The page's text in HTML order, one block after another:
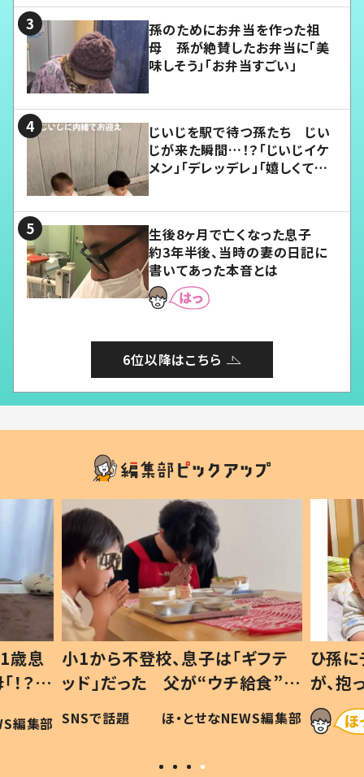
孫のためにお弁当を作った祖
母 孫が絶賛したお弁当に「美
味しそう」「お弁当すごい」
じいじを駅で待つ孫たち じい
じが来た瞬間…！？「じいじイケ
メン」「デレッデレ」「嬉しくて可
生後8ヶ月で亡くなった息子
約3年半後、当時の妻の日記に
書いてあった本音とは
6位以降はこちら
歳息
？」
編集部
小1から不登校、息子は「ギフテ
ッド」だった 父が“ウチ給食”を
作り続ける理由とは #令和の親
#令和の子
SNSで話題 ほ・とせなNEWS編集部
ひ孫
が、
「涙が
い」